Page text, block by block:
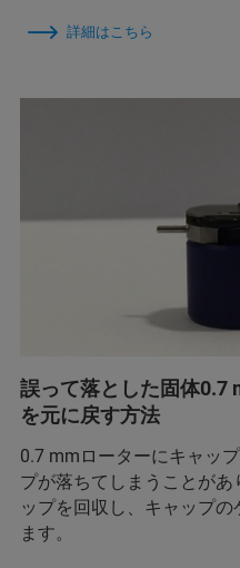
詳細はこちら
誤って落とした固体0.7
を元に戻す方法
0.7 mmローターにキャッ
プが落ちてしまうことが
ップを回収し、キャップ
ます。